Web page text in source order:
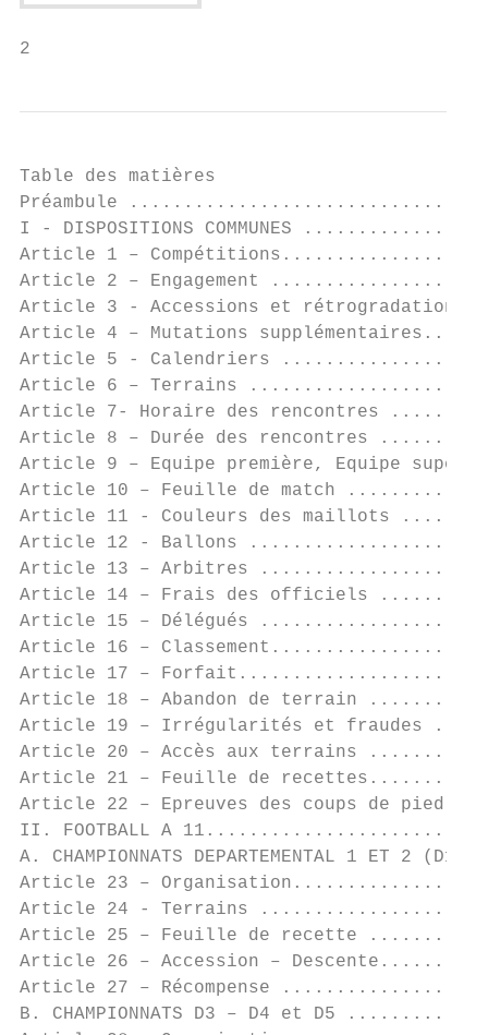
2
Table des matières
Préambule
I - DISPOSITIONS
Article 1 –
Article 2 – Engagement
Article 3 - Accessions et
Article 4 – Mutations
Article 5 - Calendriers
Article 6 – Terrains
Article 7- Horaire des
Article 8 – Durée des
Article 9 – Equipe première,
Article 10 – Feuille de match
Article 11 - Couleurs des
Article 12 - Ballons
Article 13 – Arbitres
Article 14 – Frais des
Article 15 – Délégués
Article 16 –
Article 17 –
Article 18 – Abandon de
Article 19 – Irrégularités et
Article 20 – Accès aux
Article 21 – Feuille de
Article 22 – Epreuves des
II. FOOTBALL A
A. CHAMPIONNATS
Article 23 –
Article 24 - Terrains
Article 25 – Feuille de
Article 26 – Accession –
Article 27 – Récompense
B. CHAMPIONNATS D3 – D4